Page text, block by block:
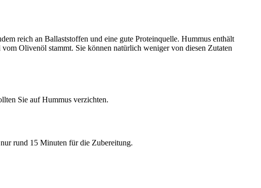
reich an Ballaststoffen und eine gute Proteinquelle. Hummus enthält
Olivenöl stammt. Sie können natürlich weniger von diesen Zutaten
Sie auf Hummus verzichten.
rund 15 Minuten für die Zubereitung.